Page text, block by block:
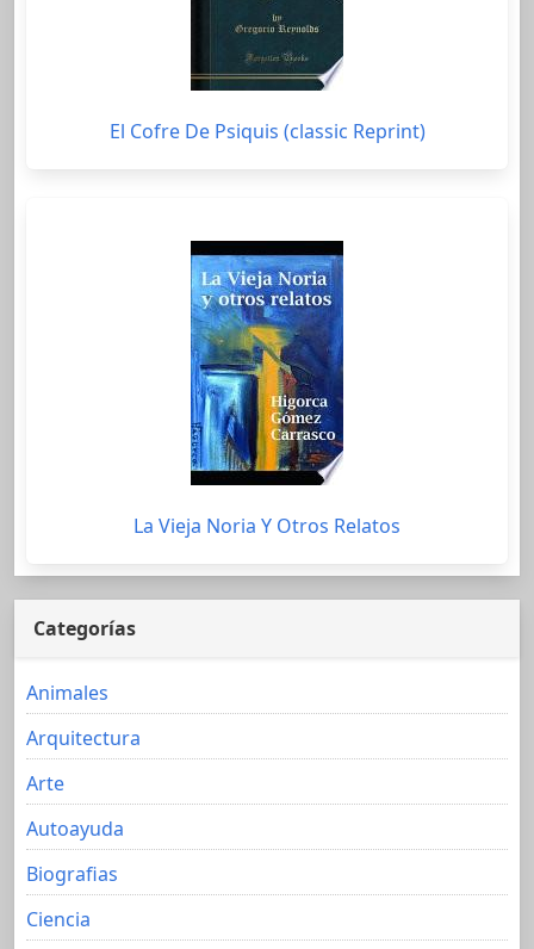
El Cofre De Psiquis (classic Reprint)
La Vieja Noria Y Otros Relatos
Categorías
Animales
Arquitectura
Arte
Autoayuda
Biografias
Ciencia